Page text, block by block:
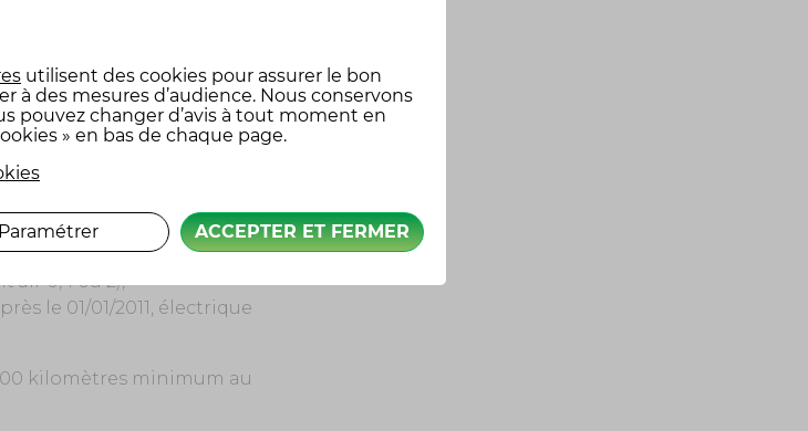
véhicule propre,
0, 1 ou 2),
le 01/01/2011, électrique
kilomètres minimum au
utilisent des cookies pour assurer le bon
des mesures d’audience. Nous conservons
pouvez changer d’avis à tout moment en
» en bas de chaque page.
ACCEPTER ET FERMER
Paramétrer